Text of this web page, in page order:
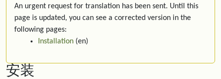
An urgent request for translation has been sent. Until this
page is updated, you can see a corrected version in the
following pages:
Installation (en)
安装